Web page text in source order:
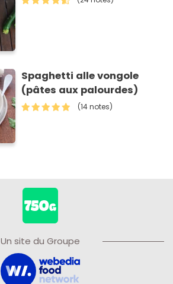
Spaghetti alle vongole
(pâtes aux palourdes)
(14 notes)
Un site du Groupe